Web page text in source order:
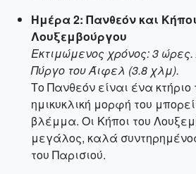
Ημέρα 2: Πανθεόν και
Λουξεμβούργου
Εκτιμώμενος χρόνος: 3
Πύργο του Άιφελ (3.8 χλμ).
Το Πανθεόν είναι ένα
ημικυκλική μορφή του
βλέμμα. Οι Κήποι του
μεγάλος, καλά
του Παρισιού.